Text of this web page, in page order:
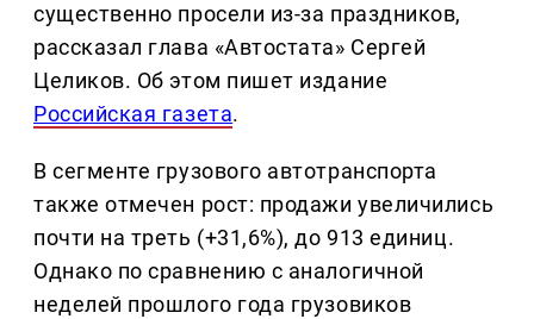
существенно просели из-за праздников,
рассказал глава «Автостата» Сергей
Целиков. Об этом пишет издание
Российская газета.
В сегменте грузового автотранспорта
также отмечен рост: продажи увеличились
почти на треть (+31,6%), до 913 единиц.
Однако по сравнению с аналогичной
неделей прошлого года грузовиков